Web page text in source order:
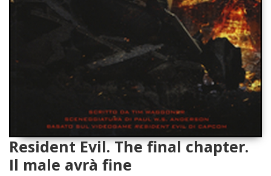
Resident Evil. The final chapter.
Il male avrà fine